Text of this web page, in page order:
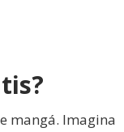
mangá. Imagina